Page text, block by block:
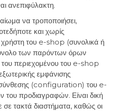
ανεπιφύλακτη.
να τροποποιήσει,
και χωρίς
χρήστη του e-shop (συνολικά ή
των παρόντων όρων
περιεχομένου του e-shop
εμφάνισης
(configuration) του e-
προδιαγραφών. Είναι δική
σε τακτά διαστήματα, καθώς οι